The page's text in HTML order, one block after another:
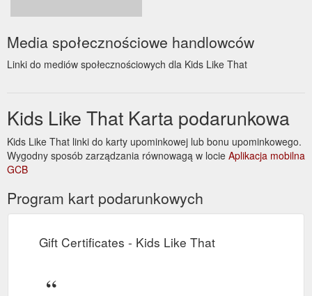
Media społecznościowe handlowców
Linki do mediów społecznościowych dla Kids Like That
Kids Like That Karta podarunkowa
Kids Like That linki do karty upominkowej lub bonu upominkowego.
Wygodny sposób zarządzania równowagą w locie Aplikacja mobilna
GCB
Program kart podarunkowych
Gift Certificates - Kids Like That